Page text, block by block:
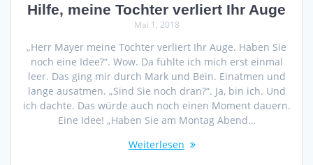
Hilfe, meine Tochter verliert Ihr Auge
Mai 1, 2018
„Herr Mayer meine Tochter verliert Ihr Auge. Haben Sie
noch eine Idee?“. Wow. Da fühlte ich mich erst einmal
leer. Das ging mir durch Mark und Bein. Einatmen und
lange ausatmen. „Sind Sie noch dran?“. Ja, bin ich. Und
ich dachte. Das würde auch noch einen Moment dauern.
Eine Idee! „Haben Sie am Montag Abend…
Weiterlesen